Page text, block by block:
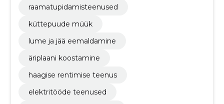
raamatupidamisteenused
küttepuude müük
lume ja jää eemaldamine
äriplaani koostamine
haagise rentimise teenus
elektritööde teenused